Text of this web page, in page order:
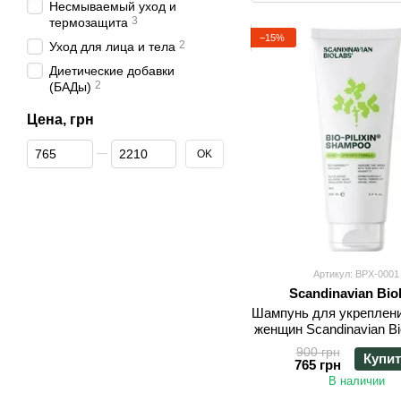
−15%
Артикул: BPX-0001
Scandinavian
Шампунь для
женщин Scandinavian
Strength Shampoo
900 грн
765 грн
В наличии
Несмываемый уход и
термозащита 3
Уход для лица и тела 2
Диетические добавки
(БАДы) 2
Цена, грн
От Цена, грн
До Цена, грн OK